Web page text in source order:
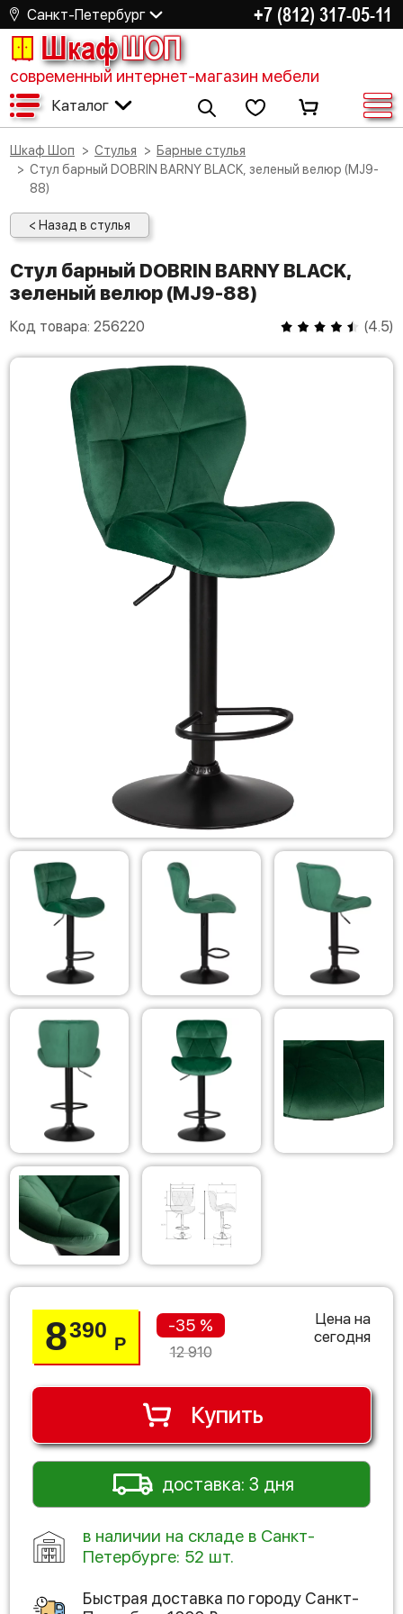
Санкт-Петербург +7 (812) 317-05-11
ШкафШОП
современный интернет-магазин мебели
Каталог
Шкаф Шоп Стулья
Барные стулья
Стул барный DOBRIN BARNY BLACK, зеленый велюр (MJ9-
88)
< Назад в стулья
Стул барный DOBRIN BARNY BLACK,
зеленый велюр (MJ9-88)
Код товара: 256220 (4.5)
8390
Р
-35 %
12 910
Цена на
сегодня
Купить
доставка: 3 дня
в наличии на складе в Санкт-
Петербурге: 52 шт.
Быстрая доставка по городу Санкт-